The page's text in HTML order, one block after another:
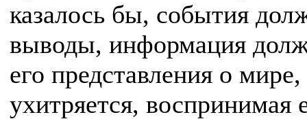
казалось бы, события
выводы, информация
его представления о
ухитряется, воспринимая